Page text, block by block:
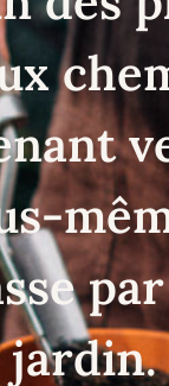
jardin.